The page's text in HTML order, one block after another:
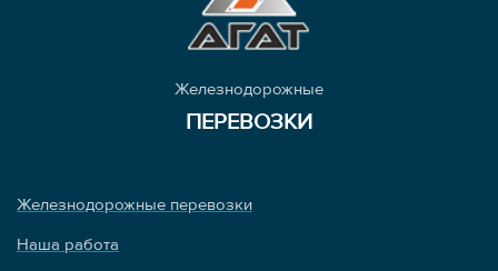
Железнодорожные
ПЕРЕВОЗКИ
Железнодорожные перевозки
Наша работа